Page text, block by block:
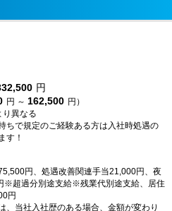
円
円 ～ 162,500 円）
り異なる
ちで規定のご経験ある方は入社時処遇の
す！
円、処遇改善関連手当21,000円、夜
※超過分別途支給※残業代別途支給、居住
円
、当社入社歴のある場合、金額が変わり